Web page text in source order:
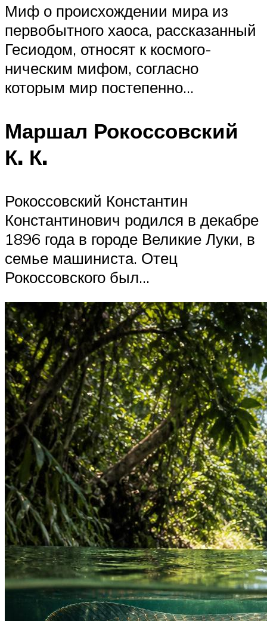
Миф о происхождении мира из
первобытного хаоса, рассказанный
Гесиодом, относят к космого­
ническим мифом, согласно
которым мир постепенно…
Маршал Рокоссовский
К. К.
Рокоссовский Константин
Константинович родился в декабре
1896 года в городе Великие Луки, в
семье машиниста. Отец
Рокоссовского был…